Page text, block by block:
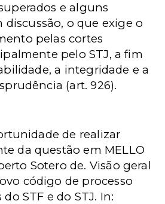
e alguns
o que exige o
pelas cortes
pelo STJ, a fim
a integridade e a
(art. 926).
de realizar
da questão em MELLO
Sotero de. Visão geral
código de processo
STF e do STJ. In: